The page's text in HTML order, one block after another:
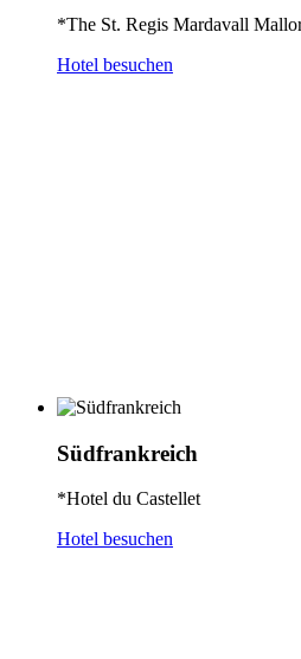
*The St. Regis Mardavall
Hotel besuchen
Südfrankreich
*Hotel du Castellet
Hotel besuchen